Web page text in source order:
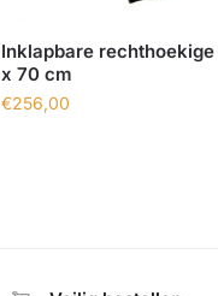
Inklapbare
x 70 cm
€256,00